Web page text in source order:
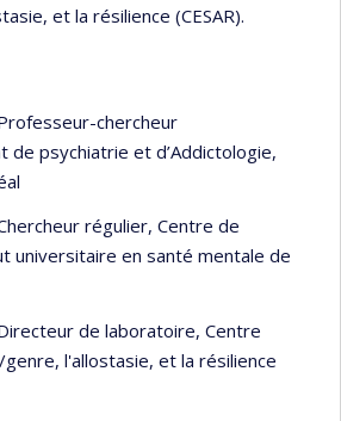
et la résilience (CESAR).
chercheur
de psychiatrie et d’Addictologie,
régulier, Centre de
universitaire en santé mentale de
de laboratoire, Centre
l'allostasie, et la résilience